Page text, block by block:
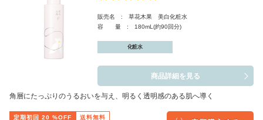
販売名 : 草花木果 美白化粧水
容 量 : 180mL(約90回分)
化粧水
商品詳細を見る
角層にたっぷりのうるおいを与え、明るく透明感のある肌へ導く
定期初回 20 %OFF 送料無料